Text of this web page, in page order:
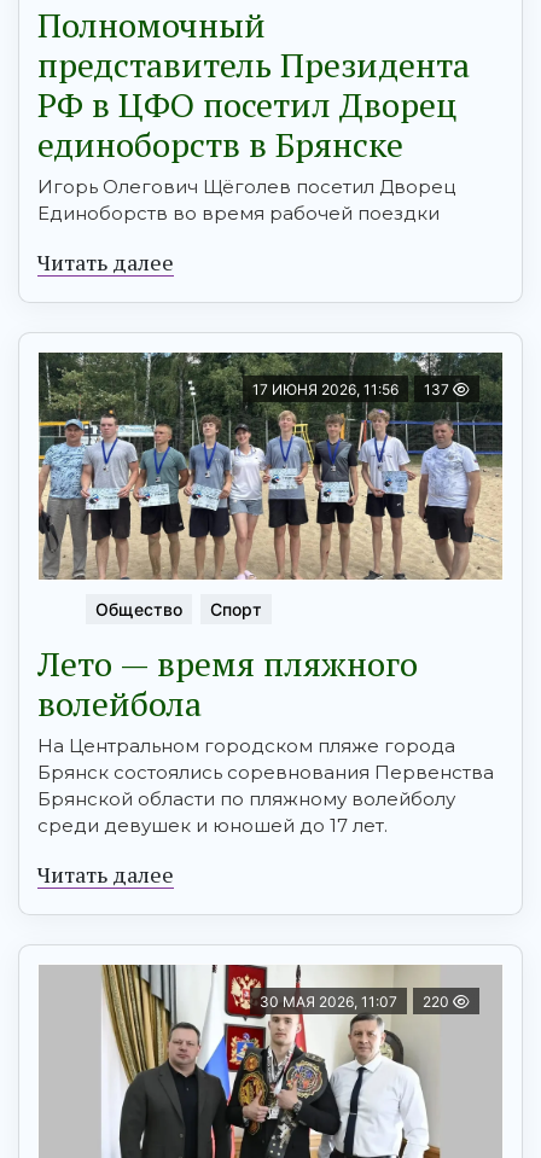
Полномочный
представитель Президента
РФ в ЦФО посетил Дворец
единоборств в Брянске
Игорь Олегович Щёголев посетил Дворец
Единоборств во время рабочей поездки
Читать далее
17 ИЮНЯ 2026, 11:56 137
Общество Спорт
Лето — время пляжного
волейбола
На Центральном городском пляже города
Брянск состоялись соревнования Первенства
Брянской области по пляжному волейболу
среди девушек и юношей до 17 лет.
Читать далее
30 МАЯ 2026, 11:07 220